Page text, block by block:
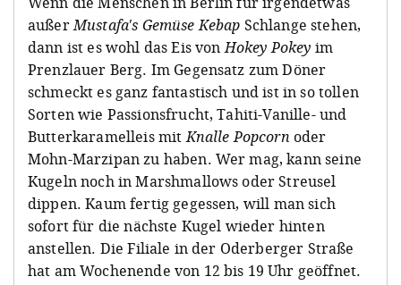
außerMustafa's Gemüse Kebap Schlange stehen,
dann ist es wohl das Eis vonHokey Pokey im
Prenzlauer Berg. Im Gegensatz zum Döner
schmeckt es ganz fantastisch und ist in so tollen
Sorten wie Passionsfrucht, Tahiti-Vanille- und
Butterkaramelleis mitKnalle Popcorn oder
Mohn-Marzipan zu haben. Wer mag, kann seine
Kugeln noch in Marshmallows oder Streusel
dippen. Kaum fertig gegessen, will man sich
sofort für die nächste Kugel wieder hinten
anstellen. Die Filiale in der Oderberger Straße
hat am Wochenende von 12 bis 19 Uhr geöffnet.